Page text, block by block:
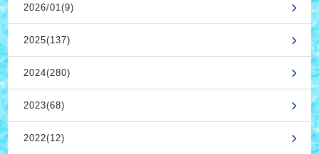
2026/01(9)
2025(137)
2024(280)
2023(68)
2022(12)